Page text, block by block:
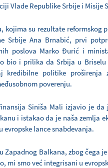
Vlade Republike Srbije i Misije
su rezultate reformskog
Srbije Ana Brnabić, prvi
poslova Marko Đurić i
bio i prilika da Srbija u Briselu
politike proširenja
poverenju.
Siniša Mali izjavio je
i istakao da je naša zemlja
lance snabdevanja.
Zapadnog Balkana, zbog čega
mi smo već integrisani u